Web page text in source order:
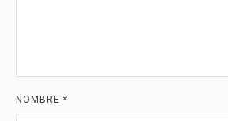
NOMBRE *